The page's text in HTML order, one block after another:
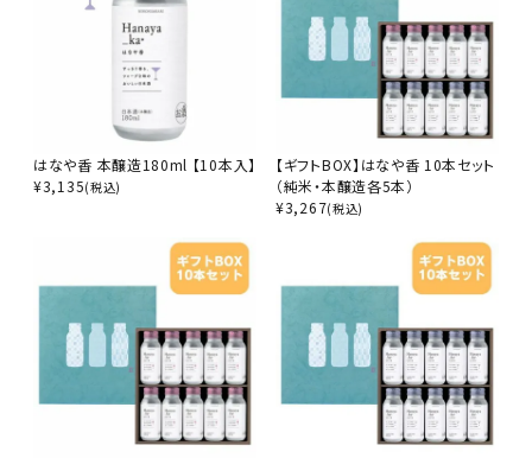
はなや香 本醸造180ml 【10本入】
¥3,135(税込)
【ギフトBOX】はなや香 10本セット
（純米・本醸造各5本）
¥3,267(税込)